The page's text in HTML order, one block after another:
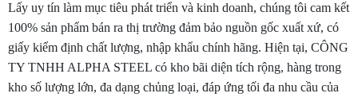
Lấy uy tín làm mục tiêu phát triển và kinh doanh, chúng tôi cam kết
100% sản phẩm bán ra thị trường đảm bảo nguồn gốc xuất xứ, có
giấy kiểm định chất lượng, nhập khẩu chính hãng. Hiện tại, CÔNG
TY TNHH ALPHA STEEL có kho bãi diện tích rộng, hàng trong
kho số lượng lớn, đa dạng chủng loại, đáp ứng tối đa nhu cầu của